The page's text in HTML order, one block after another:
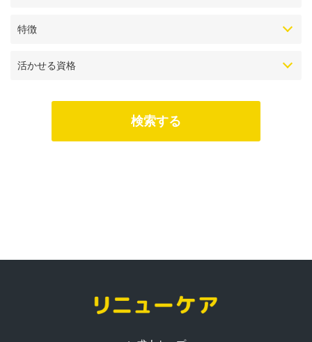
特徴
活かせる資格